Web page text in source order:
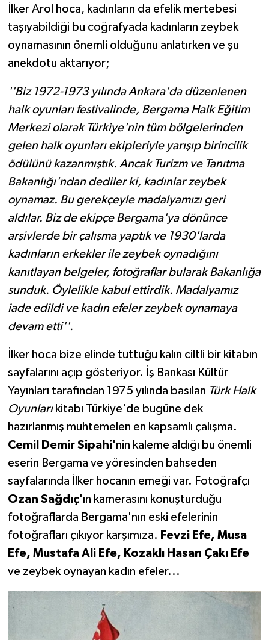
İlker Arol hoca, kadınların da efelik mertebesi
taşıyabildiği bu coğrafyada kadınların zeybek
oynamasının önemli olduğunu anlatırken ve şu
anekdotu aktarıyor;
''Biz 1972-1973 yılında Ankara'da düzenlenen
halk oyunları festivalinde, Bergama Halk Eğitim
Merkezi olarak Türkiye'nin tüm bölgelerinden
gelen halk oyunları ekipleriyle yarışıp birincilik
ödülünü kazanmıştık. Ancak Turizm ve Tanıtma
Bakanlığı'ndan dediler ki, kadınlar zeybek
oynamaz. Bu gerekçeyle madalyamızı geri
aldılar. Biz de ekipçe Bergama'ya dönünce
arşivlerde bir çalışma yaptık ve 1930'larda
kadınların erkekler ile zeybek oynadığını
kanıtlayan belgeler, fotoğraflar bularak Bakanlığa
sunduk. Öylelikle kabul ettirdik. Madalyamız
iade edildi ve kadın efeler zeybek oynamaya
devam etti''.
İlker hoca bize elinde tuttuğu kalın ciltli bir kitabın
sayfalarını açıp gösteriyor. İş Bankası Kültür
Yayınları tarafından 1975 yılında basılan Türk Halk
Oyunları kitabı Türkiye'de bugüne dek
hazırlanmış muhtemelen en kapsamlı çalışma.
Cemil Demir Sipahi'nin kaleme aldığı bu önemli
eserin Bergama ve yöresinden bahseden
sayfalarında İlker hocanın emeği var. Fotoğrafçı
Ozan Sağdıç'ın kamerasını konuşturduğu
fotoğraflarda Bergama'nın eski efelerinin
fotoğrafları çıkıyor karşımıza. Fevzi Efe, Musa
Efe, Mustafa Ali Efe, Kozaklı Hasan Çakı Efe
ve zeybek oynayan kadın efeler...